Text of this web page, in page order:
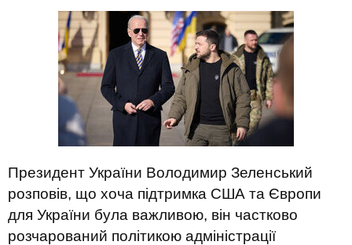
Президент України Володимир Зеленський
розповів, що хоча підтримка США та Європи
для України була важливою, він частково
розчарований політикою адміністрації